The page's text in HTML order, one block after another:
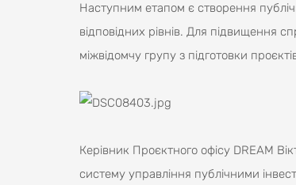
Наступним етапом є створення
відповідних рівнів. Для підвищення
міжвідомчу групу з підготовки
Керівник Проєктного офісу DREAM
систему управління публічними